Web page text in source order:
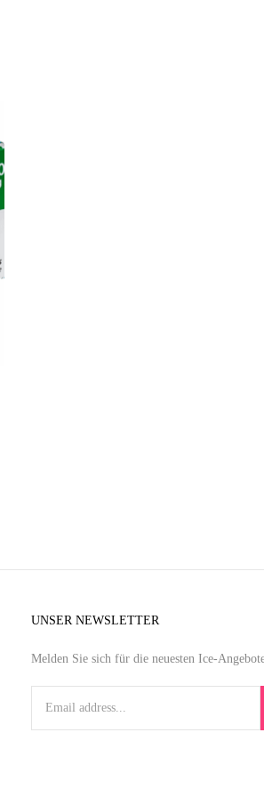
UNSER NEWSLETTER
Melden Sie sich für die neuesten Ice-